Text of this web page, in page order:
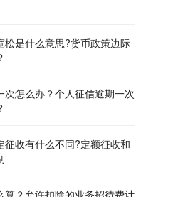
松是什么意思?货币政策边际
次怎么办？个人征信逾期一次
征收有什么不同?定额征收和
算？允许扣除的业务招待费计